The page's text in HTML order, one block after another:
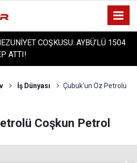
GÜN: PROTÜRK PLAZMA
TESİSİ'NİN TEMELİ ATILDI
İş Dünyası
Çubuk'un Öz Petrolü
Coşkun Petrol